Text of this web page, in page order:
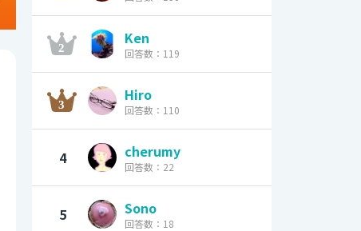
Ken
回答数：119
Hiro
回答数：110
4 cherumy
回答数：22
5 Sono
回答数：18